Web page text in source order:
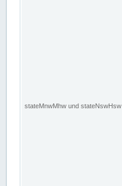
stateMnwMhw und stateNswHsw